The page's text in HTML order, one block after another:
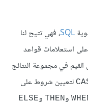
SQL، فهي تتيح لنا
استعلامات قواعد
في مجموعة النتائج
لتعيين شروط على
وTHEN وELSE